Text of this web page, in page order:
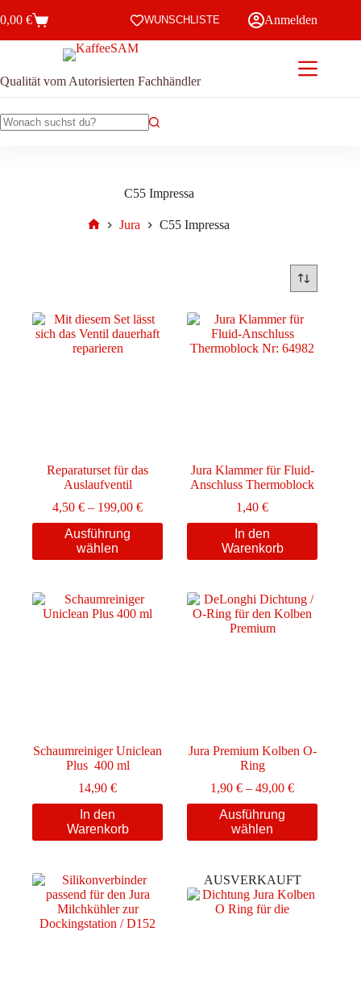
Inhalt
Warenkorb
0,00 € WUNSCHLISTE Anmelden
Qualität vom Autorisierten Fachhändler
C55 Impressa
Jura C55 Impressa
Reparaturset für das
Auslaufventil
4,50€ – 199,00€Preisspanne:
4,50 €
Ausführung
wählen
Dieses
Produkt
weist
auf.
Die
Jura Klammer für Fluid-
Anschluss Thermoblock
1,40€
In den
Warenkorb
Schaumreiniger Uniclean
Plus 400 ml
14,90€
In den
Warenkorb
Jura Premium Kolben O-
Ring
1,90€ –49,00€Preisspanne:
1,90 €
Ausführung
wählen
Dieses
Produkt
weist
auf.
Die
Optionen
AUSVERKAUFT